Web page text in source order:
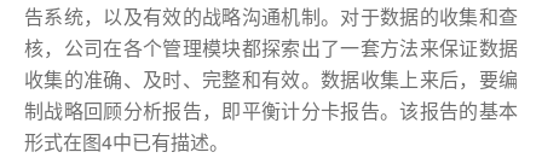
告系统，以及有效的战略沟通机制。对于数据的收集和查
核，公司在各个管理模块都探索出了一套方法来保证数据
收集的准确、及时、完整和有效。数据收集上来后，要编
制战略回顾分析报告，即平衡计分卡报告。该报告的基本
形式在图4中已有描述。